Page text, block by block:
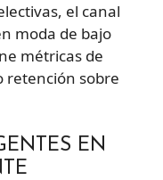
el canal
moda de bajo
métricas de
retención sobre
EN